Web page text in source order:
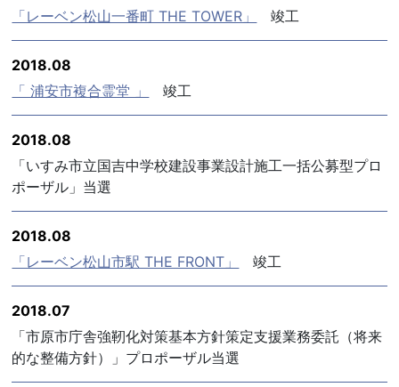
「レーベン松山一番町 THE TOWER」
竣工
2018.08
「 浦安市複合霊堂 」
竣工
2018.08
「いすみ市立国吉中学校建設事業設計施工一括公募型プロ
ポーザル」当選
2018.08
「レーベン松山市駅 THE FRONT」
竣工
2018.07
「市原市庁舎強靭化対策基本方針策定支援業務委託（将来
的な整備方針）」プロポーザル当選